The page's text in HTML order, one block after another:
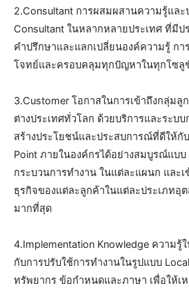
2.Consultant การผสมผสานความรู้แล
Consultant ในหลากหลายประเทศ ที่มีป
คำปรึกษาและแลกเปลี่ยนองค์ความรู้ ก
โจทย์และครอบคลุมทุกปัญหาในทุกโซลู
3.Customer โอกาสในการเข้าถึงกลุ่มลู
ต่างประเทศทั่วโลก ด้วยบริการและระบบ
สร้างประโยชน์และประสบการณ์ที่ดีให้กั
Point ภายในองค์กรได้อย่างสมบูรณ์แบบ
กระบวนการทำงาน ในแต่ละแผนก และเ
ธุรกิจของแต่ละลูกค้าในแต่ละประเภทอุ
มากที่สุด
4.Implementation Knowledge ความรู้
กับการปรับใช้การทำงานในรูปแบบ
ทรัพยากร ข้อกำหนดและภาษา เพื่อให้เ